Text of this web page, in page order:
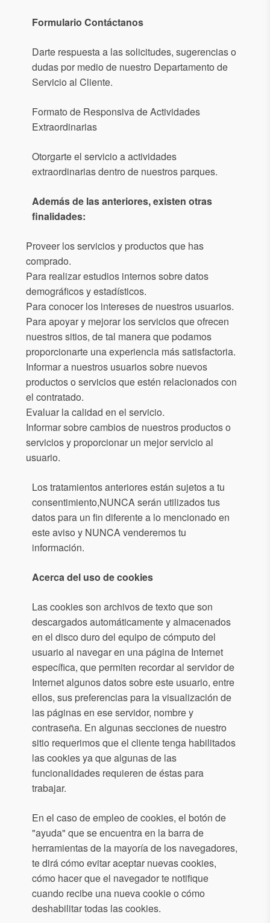
Formulario Contáctanos
Darte respuesta a las solicitudes, sugerencias o
dudas por medio de nuestro Departamento de
Servicio al Cliente.
Formato de Responsiva de Actividades
Extraordinarias
Otorgarte el servicio a actividades
extraordinarias dentro de nuestros parques.
Además de las anteriores, existen otras
finalidades:
Proveer los servicios y productos que has
comprado.
Para realizar estudios internos sobre datos
demográficos y estadísticos.
Para conocer los intereses de nuestros usuarios.
Para apoyar y mejorar los servicios que ofrecen
nuestros sitios, de tal manera que podamos
proporcionarte una experiencia más satisfactoria.
Informar a nuestros usuarios sobre nuevos
productos o servicios que estén relacionados con
el contratado.
Evaluar la calidad en el servicio.
Informar sobre cambios de nuestros productos o
servicios y proporcionar un mejor servicio al
usuario.
Los tratamientos anteriores están sujetos a tu
consentimiento,NUNCA serán utilizados tus
datos para un fin diferente a lo mencionado en
este aviso y NUNCA venderemos tu
información.
Acerca del uso de cookies
Las cookies son archivos de texto que son
descargados automáticamente y almacenados
en el disco duro del equipo de cómputo del
usuario al navegar en una página de Internet
específica, que permiten recordar al servidor de
Internet algunos datos sobre este usuario, entre
ellos, sus preferencias para la visualización de
las páginas en ese servidor, nombre y
contraseña. En algunas secciones de nuestro
sitio requerimos que el cliente tenga habilitados
las cookies ya que algunas de las
funcionalidades requieren de éstas para
trabajar.
En el caso de empleo de cookies, el botón de
"ayuda" que se encuentra en la barra de
herramientas de la mayoría de los navegadores,
te dirá cómo evitar aceptar nuevas cookies,
cómo hacer que el navegador te notifique
cuando recibe una nueva cookie o cómo
deshabilitar todas las cookies.